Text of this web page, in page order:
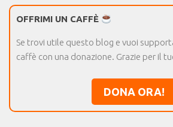
OFFRIMI UN CAFFÈ
Se trovi utile questo blog e vuoi
caffè con una donazione. Grazie per il
DONA ORA!